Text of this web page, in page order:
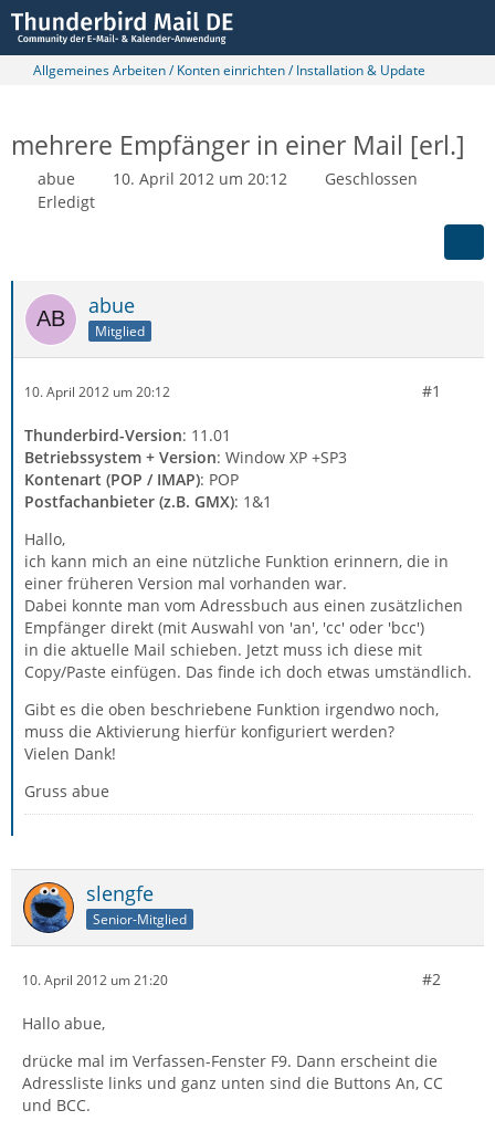
Allgemeines Arbeiten / Konten einrichten / Installation & Update
mehrere Empfänger in einer Mail [erl.]
abue 10. April 2012 um 20:12
Geschlossen
Erledigt
abue
Mitglied
10. April 2012 um 20:12 #1
Thunderbird-Version: 11.01
Betriebssystem + Version: Window XP +SP3
Kontenart (POP / IMAP): POP
Postfachanbieter (z.B. GMX): 1&1
Hallo,
ich kann mich an eine nützliche Funktion erinnern, die in
einer früheren Version mal vorhanden war.
Dabei konnte man vom Adressbuch aus einen zusätzlichen
Empfänger direkt (mit Auswahl von 'an', 'cc' oder 'bcc')
in die aktuelle Mail schieben. Jetzt muss ich diese mit
Copy/Paste einfügen. Das finde ich doch etwas umständlich.
Gibt es die oben beschriebene Funktion irgendwo noch,
muss die Aktivierung hierfür konfiguriert werden?
Vielen Dank!
Gruss abue
slengfe
Senior-Mitglied
10. April 2012 um 21:20 #2
Hallo abue,
drücke mal im Verfassen-Fenster F9. Dann erscheint die
Adressliste links und ganz unten sind die Buttons An, CC
und BCC.